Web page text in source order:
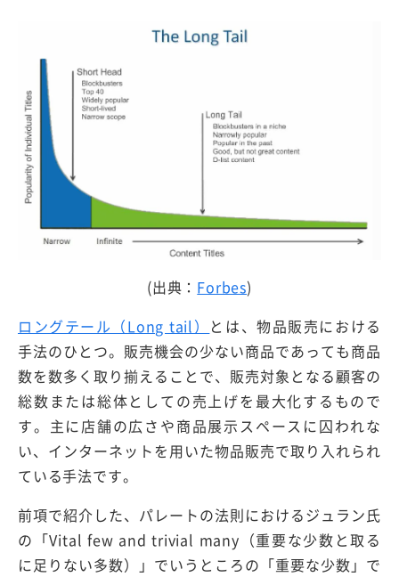
(出典： Forbes)
ロングテール（Long tail）
とは、物品販売における
手法のひとつ。販売機会の少ない商品であっても商品
数を数多く取り揃えることで、販売対象となる顧客の
総数または総体としての売上げを最大化するもので
す。主に店舗の広さや商品展示スペースに囚われな
い、インターネットを用いた物品販売で取り入れられ
ている手法です。
前項で紹介した、パレートの法則におけるジュラン氏
の「Vital few and trivial many（重要な少数と取る
に足りない多数）」でいうところの「重要な少数」で